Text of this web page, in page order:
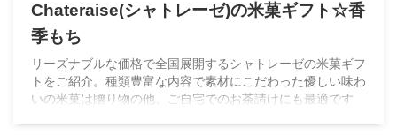
Chateraise(シャトレーゼ)の米菓ギフト☆香
季もち
リーズナブルな価格で全国展開するシャトレーゼの米菓ギフ
トをご紹介。種類豊富な内容で素材にこだわった優しい味わ
いの米菓は贈り物の他、ご自宅でのお茶請けにも最適です